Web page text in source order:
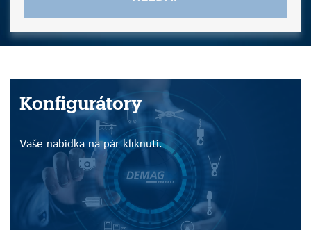
Konfigurátory
Vaše nabídka na pár kliknutí.